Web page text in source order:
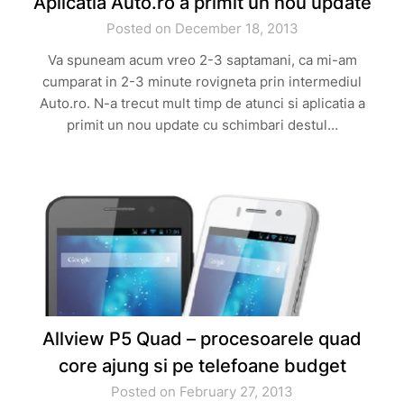
Posted on December 18, 2013
Va spuneam acum vreo 2-3 saptamani, ca mi-am
cumparat in 2-3 minute rovigneta prin intermediul
Auto.ro. N-a trecut mult timp de atunci si aplicatia a
primit un nou update cu schimbari destul…
Allview P5 Quad – procesoarele quad
core ajung si pe telefoane budget
Posted on February 27, 2013